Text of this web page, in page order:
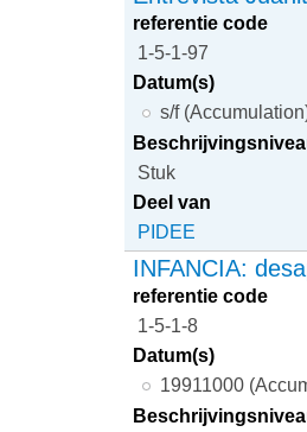
referentie code
1-5-1-97
Datum(s)
s/f
Stuk
Deel van
PIDEE
INFANCIA:
referentie code
1-5-1-8
Datum(s)
19911000